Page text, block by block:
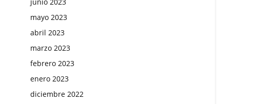
mayo 2023
abril 2023
marzo 2023
febrero 2023
enero 2023
diciembre 2022